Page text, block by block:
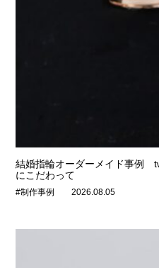
結婚指輪オーダーメイド事例
にこだわって
#制作事例 2026.08.05